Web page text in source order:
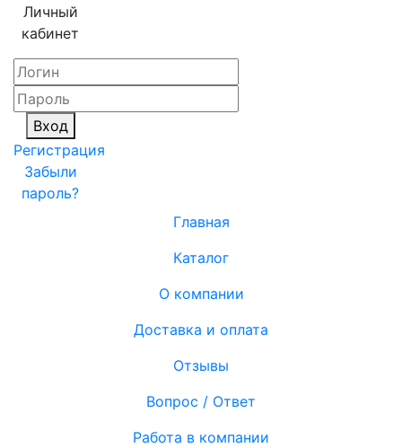
Личный
кабинет
Вход
Регистрация
Забыли
пароль?
Главная
Каталог
О компании
Доставка и оплата
Отзывы
Вопрос / Ответ
Работа в компании